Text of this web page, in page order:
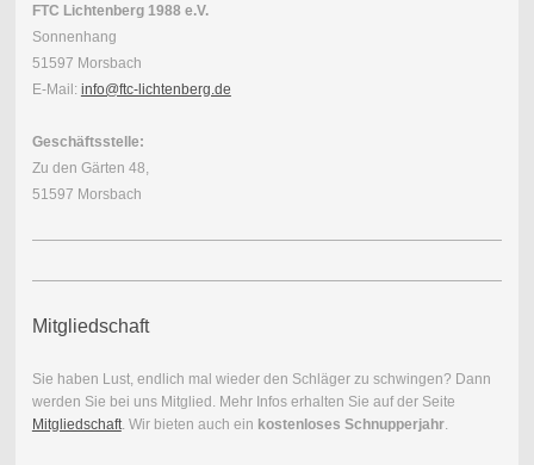
FTC Lichtenberg 1988 e.V.
Sonnenhang
51597 Morsbach
E-Mail: info@ftc-lichtenberg.de
Geschäftsstelle:
Zu den Gärten 48,
51597 Morsbach
Mitgliedschaft
Sie haben Lust, endlich mal wieder den Schläger zu schwingen? Dann
werden Sie bei uns Mitglied. Mehr Infos erhalten Sie auf der Seite
Mitgliedschaft. Wir bieten auch ein kostenloses Schnupperjahr.